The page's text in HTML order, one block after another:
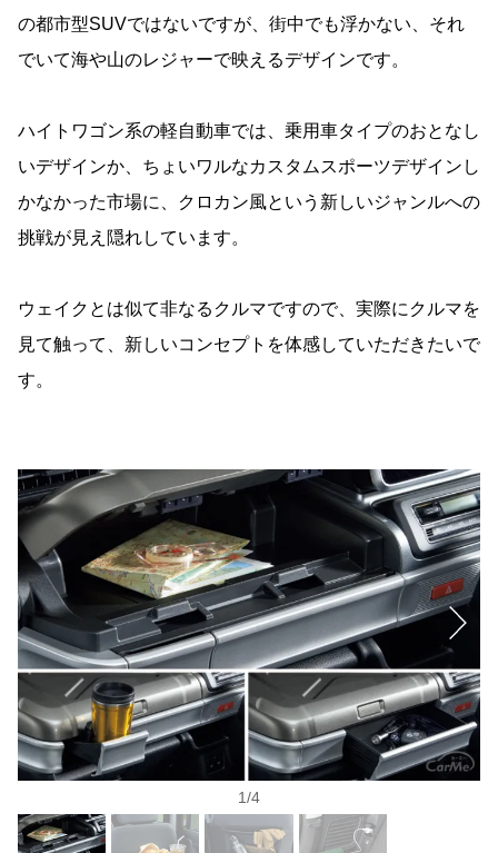
の都市型SUVではないですが、街中でも浮かない、それ
でいて海や山のレジャーで映えるデザインです。
ハイトワゴン系の軽自動車では、乗用車タイプのおとなし
いデザインか、ちょいワルなカスタムスポーツデザインし
かなかった市場に、クロカン風という新しいジャンルへの
挑戦が見え隠れしています。
ウェイクとは似て非なるクルマですので、実際にクルマを
見て触って、新しいコンセプトを体感していただきたいで
す。
1/4